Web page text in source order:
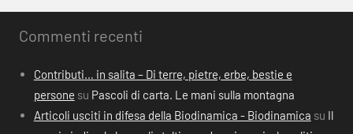
Commenti recenti
Contributi… in salita – Di terre, pietre, erbe, bestie e
persone su Pascoli di carta. Le mani sulla montagna
Articoli usciti in difesa della Biodinamica - Biodinamica su Il